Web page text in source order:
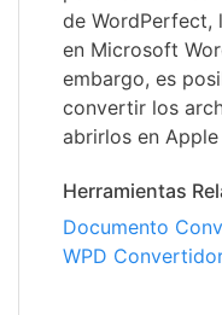
de WordPerfect,
en Microsoft
embargo, es
convertir los
abrirlos en
Herramientas
Documento
WPD